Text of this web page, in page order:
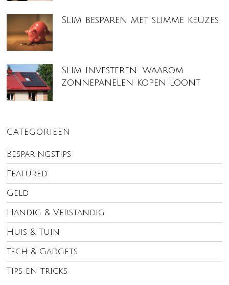
Slim besparen met slimme keuzes
Slim investeren: waarom
zonnepanelen kopen loont
CATEGORIEËN
Besparingstips
Featured
Geld
Handig & Verstandig
Huis & Tuin
Tech & Gadgets
Tips en tricks